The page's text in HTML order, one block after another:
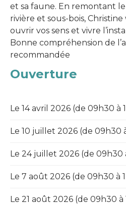
et sa faune. En remontant
rivière et sous-bois,
ouvrir vos sens et vivre
Bonne compréhension de
recommandée
Ouverture
Le 14 avril 2026 (de 09h30 à
Le 10 juillet 2026 (de 09h30
Le 24 juillet 2026 (de 09h30
Le 7 août 2026 (de 09h30 à
Le 21 août 2026 (de 09h30 à